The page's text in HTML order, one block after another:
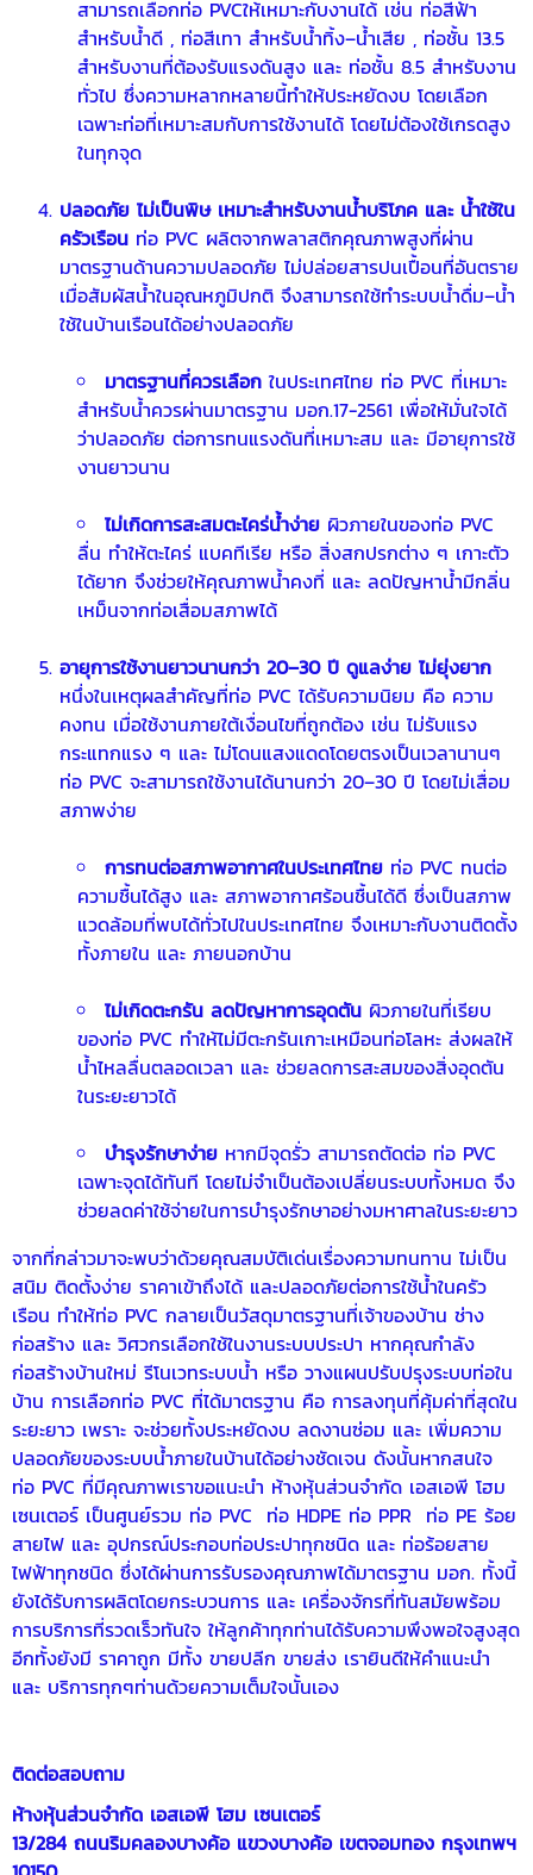
สามารถเลือกท่อ PVCให้เหมาะกับงานได้ เช่น ท่อสีฟ้า
สำหรับน้ำดี , ท่อสีเทา สำหรับน้ำทิ้ง–น้ำเสีย , ท่อชั้น 13.5
สำหรับงานที่ต้องรับแรงดันสูง และ ท่อชั้น 8.5 สำหรับงาน
ทั่วไป ซึ่งความหลากหลายนี้ทำให้ประหยัดงบ โดยเลือก
เฉพาะท่อที่เหมาะสมกับการใช้งานได้ โดยไม่ต้องใช้เกรดสูง
ในทุกจุด
ปลอดภัย ไม่เป็นพิษ เหมาะสำหรับงานน้ำบริโภค และ น้ำใช้ใน
ครัวเรือน ท่อ PVC ผลิตจากพลาสติกคุณภาพสูงที่ผ่าน
มาตรฐานด้านความปลอดภัย ไม่ปล่อยสารปนเปื้อนที่อันตราย
เมื่อสัมผัสน้ำในอุณหภูมิปกติ จึงสามารถใช้ทำระบบน้ำดื่ม–น้ำ
ใช้ในบ้านเรือนได้อย่างปลอดภัย
มาตรฐานที่ควรเลือก ในประเทศไทย ท่อ PVC ที่เหมาะ
สำหรับน้ำควรผ่านมาตรฐาน มอก.17-2561 เพื่อให้มั่นใจได้
ว่าปลอดภัย ต่อการทนแรงดันที่เหมาะสม และ มีอายุการใช้
งานยาวนาน
ไม่เกิดการสะสมตะไคร่น้ำง่าย ผิวภายในของท่อ PVC
ลื่น ทำให้ตะไคร่ แบคทีเรีย หรือ สิ่งสกปรกต่าง ๆ เกาะตัว
ได้ยาก จึงช่วยให้คุณภาพน้ำคงที่ และ ลดปัญหาน้ำมีกลิ่น
เหม็นจากท่อเสื่อมสภาพได้
อายุการใช้งานยาวนานกว่า 20–30 ปี ดูแลง่าย ไม่ยุ่งยาก
หนึ่งในเหตุผลสำคัญที่ท่อ PVC ได้รับความนิยม คือ ความ
คงทน เมื่อใช้งานภายใต้เงื่อนไขที่ถูกต้อง เช่น ไม่รับแรง
กระแทกแรง ๆ และ ไม่โดนแสงแดดโดยตรงเป็นเวลานานๆ
ท่อ PVC จะสามารถใช้งานได้นานกว่า 20–30 ปี โดยไม่เสื่อม
สภาพง่าย
การทนต่อสภาพอากาศในประเทศไทย ท่อ PVC ทนต่อ
ความชื้นได้สูง และ สภาพอากาศร้อนชื้นได้ดี ซึ่งเป็นสภาพ
แวดล้อมที่พบได้ทั่วไปในประเทศไทย จึงเหมาะกับงานติดตั้ง
ทั้งภายใน และ ภายนอกบ้าน
ไม่เกิดตะกรัน ลดปัญหาการอุดตัน ผิวภายในที่เรียบ
ของท่อ PVC ทำให้ไม่มีตะกรันเกาะเหมือนท่อโลหะ ส่งผลให้
น้ำไหลลื่นตลอดเวลา และ ช่วยลดการสะสมของสิ่งอุดตัน
ในระยะยาวได้
บำรุงรักษาง่าย หากมีจุดรั่ว สามารถตัดต่อ ท่อ PVC
เฉพาะจุดได้ทันที โดยไม่จำเป็นต้องเปลี่ยนระบบทั้งหมด จึง
ช่วยลดค่าใช้จ่ายในการบำรุงรักษาอย่างมหาศาลในระยะยาว
จากที่กล่าวมาจะพบว่าด้วยคุณสมบัติเด่นเรื่องความทนทาน ไม่เป็น
สนิม ติดตั้งง่าย ราคาเข้าถึงได้ และปลอดภัยต่อการใช้น้ำในครัว
เรือน ทำให้ท่อ PVC กลายเป็นวัสดุมาตรฐานที่เจ้าของบ้าน ช่าง
ก่อสร้าง และ วิศวกรเลือกใช้ในงานระบบประปา หากคุณกำลัง
ก่อสร้างบ้านใหม่ รีโนเวทระบบน้ำ หรือ วางแผนปรับปรุงระบบท่อใน
บ้าน การเลือกท่อ PVC ที่ได้มาตรฐาน คือ การลงทุนที่คุ้มค่าที่สุดใน
ระยะยาว เพราะ จะช่วยทั้งประหยัดงบ ลดงานซ่อม และ เพิ่มความ
ปลอดภัยของระบบน้ำภายในบ้านได้อย่างชัดเจน ดังนั้นหากสนใจ
ท่อ PVC ที่มีคุณภาพเราขอแนะนำ ห้างหุ้นส่วนจำกัด เอสเอพี โฮม
เซนเตอร์ เป็นศูนย์รวม ท่อ PVC ท่อ HDPE ท่อ PPR ท่อ PE ร้อย
สายไฟ และ อุปกรณ์ประกอบท่อประปาทุกชนิด และ ท่อร้อยสาย
ไฟฟ้าทุกชนิด ซึ่งได้ผ่านการรับรองคุณภาพได้มาตรฐาน มอก. ทั้งนี้
ยังได้รับการผลิตโดยกระบวนการ และ เครื่องจักรที่ทันสมัยพร้อม
การบริการที่รวดเร็วทันใจ ให้ลูกค้าทุกท่านได้รับความพึงพอใจสูงสุด
อีกทั้งยังมี ราคาถูก มีทั้ง ขายปลีก ขายส่ง เรายินดีให้คำแนะนำ
และ บริการทุกๆท่านด้วยความเต็มใจนั้นเอง
ติดต่อสอบถาม
ห้างหุ้นส่วนจำกัด เอสเอพี โฮม เซนเตอร์
13/284 ถนนริมคลองบางค้อ แขวงบางค้อ เขตจอมทอง กรุงเทพฯ